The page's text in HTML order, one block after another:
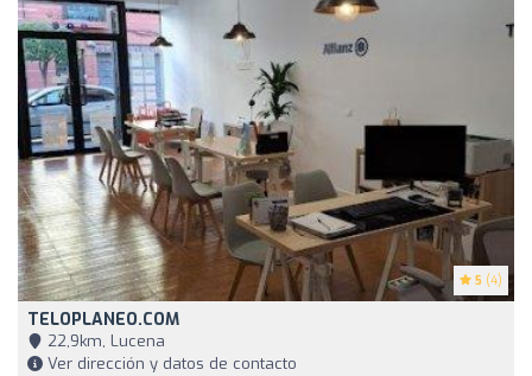
5 (4)
TELOPLANEO.COM
22,9km, Lucena
Ver dirección y datos de contacto